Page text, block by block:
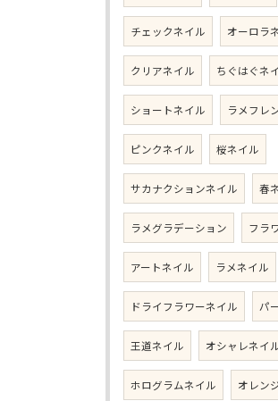
チェックネイル オーロラ
クリアネイル ちぐはぐネ
ショートネイル ラメフレ
ピンクネイル 桜ネイル
サカナクションネイル 春
ラメグラデーション フラ
アートネイル ラメネイル
ドライフラワーネイル パ
王道ネイル オシャレネイ
ホログラムネイル オレン